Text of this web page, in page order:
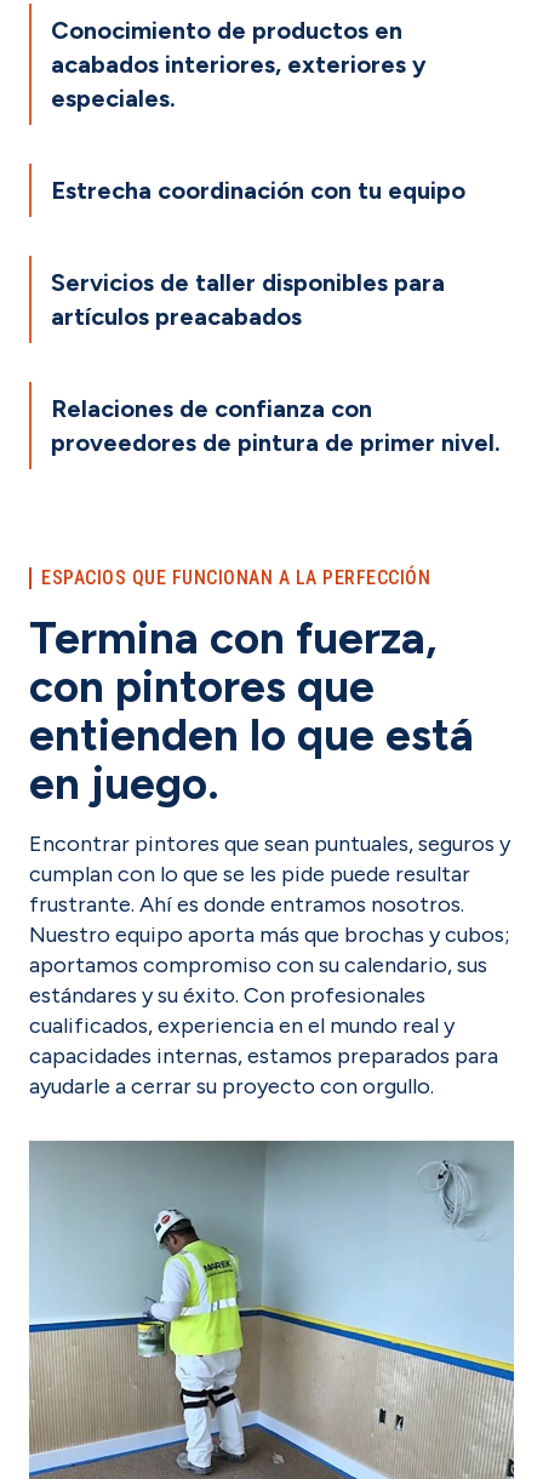
Conocimiento de productos en
acabados interiores, exteriores y
especiales.
Estrecha coordinación con tu equipo
Servicios de taller disponibles para
artículos preacabados
Relaciones de confianza con
proveedores de pintura de primer nivel.
ESPACIOS QUE FUNCIONAN A LA PERFECCIÓN
Termina con fuerza,
con pintores que
entienden lo que está
en juego.
Encontrar pintores que sean puntuales, seguros y
cumplan con lo que se les pide puede resultar
frustrante. Ahí es donde entramos nosotros.
Nuestro equipo aporta más que brochas y cubos;
aportamos compromiso con su calendario, sus
estándares y su éxito. Con profesionales
cualificados, experiencia en el mundo real y
capacidades internas, estamos preparados para
ayudarle a cerrar su proyecto con orgullo.